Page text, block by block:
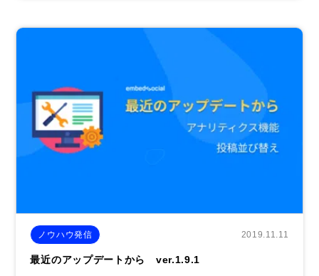
ノウハウ発信 2019.11.11
最近のアップデートから ver.1.9.1